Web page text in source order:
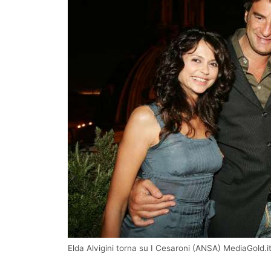
Elda Alvigini torna su I Cesaroni (ANSA) MediaGold.it